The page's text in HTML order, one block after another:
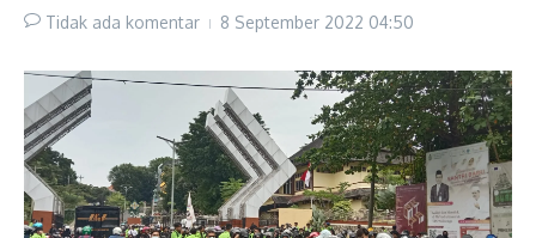
Tidak ada komentar 8 September 2022 04:50